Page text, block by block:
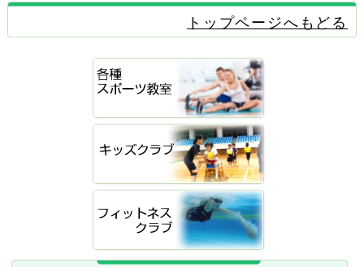
トップページへもどる